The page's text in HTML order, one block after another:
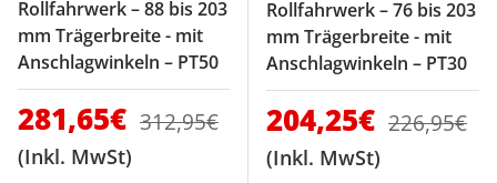
Rollfahrwerk – 88 bis 203
mm Trägerbreite - mit
Anschlagwinkeln – PT50
Verkaufspreis
281,65€ Normaler Preis
312,95€
(Inkl. MwSt)
Rollfahrwerk – 76 bis 203
mm Trägerbreite - mit
Anschlagwinkeln – PT30
Verkaufspreis
204,25€ Normaler
226,95€
(Inkl. MwSt)